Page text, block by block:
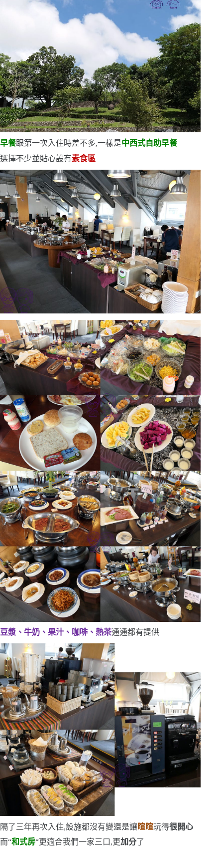
早餐跟第一次入住時差不多,一樣是中西式自助早餐
選擇不少並貼心設有素食區
豆漿、牛奶、果汁、咖啡、熱茶通通都有提供
隔了三年再次入住,設施都沒有變還是讓暄暄玩得很開心
而“和式房“更適合我們一家三口,更加分了